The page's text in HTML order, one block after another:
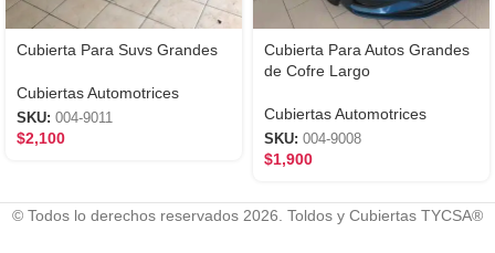
Cubierta Para Suvs Grandes
Cubiertas Automotrices
SKU: 004-9011
$2,100
Cubierta Para Autos Grandes
de Cofre Largo
Cubiertas Automotrices
SKU: 004-9008
$1,900
© Todos lo derechos reservados 2026. Toldos y Cubiertas TYCSA®